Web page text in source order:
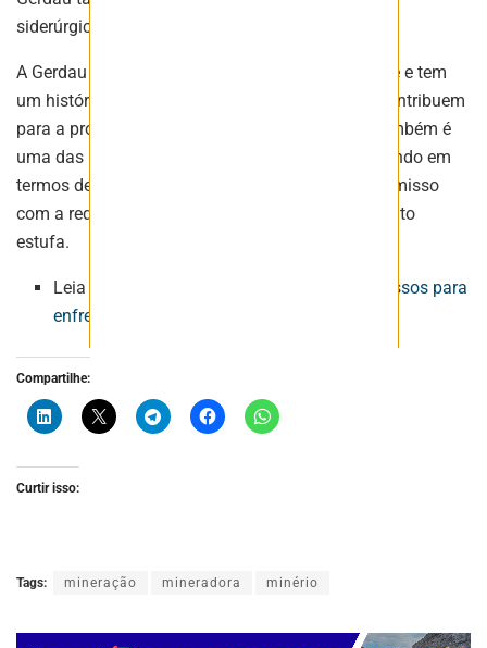
siderúrgicas da América Latina e da Europa.
A Gerdau é comprometida com a sustentabilidade e tem
um histórico de investimentos em projetos que contribuem
para a proteção do meio ambiente. A empresa também é
uma das principais empresas siderúrgicas do mundo em
termos de eficiência energética e tem um compromisso
com a redução de suas emissões de gases de efeito
estufa.
Leia também:
Mineração assume compromissos para
enfrentar mudanças climáticas
Compartilhe:
Curtir isso:
Tags: mineração mineradora minério